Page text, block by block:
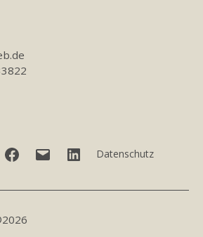
Facebook LinkedIn
Datenschutz